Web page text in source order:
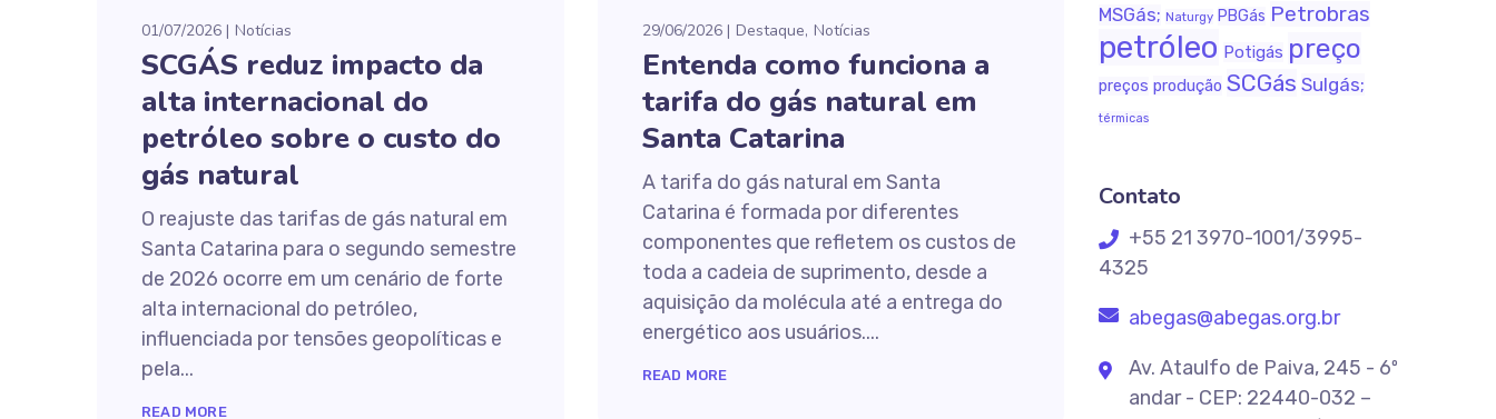
01/07/2026 Notícias
SCGÁS reduz impacto da
alta internacional do
petróleo sobre o custo do
gás natural
O reajuste das tarifas de gás natural em
Santa Catarina para o segundo semestre
de 2026 ocorre em um cenário de forte
alta internacional do petróleo,
influenciada por tensões geopolíticas e
pela...
READ MORE
29/06/2026 Destaque Notícias
Entenda como funciona a
tarifa do gás natural em
Santa Catarina
A tarifa do gás natural em Santa
Catarina é formada por diferentes
componentes que refletem os custos de
toda a cadeia de suprimento, desde a
aquisição da molécula até a entrega do
energético aos usuários....
READ MORE
MSGás; Naturgy PBGás Petrobras
petróleo Potigás preço
preços produção SCGás Sulgás;
térmicas
Contato
+55 21 3970-1001/3995-
4325
abegas@abegas.org.br
Av. Ataulfo de Paiva, 245 - 6º
andar - CEP: 22440-032 –